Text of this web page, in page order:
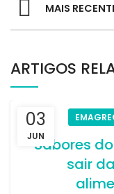
MAIS
ARTIGOS
03
JUNSabores
sair